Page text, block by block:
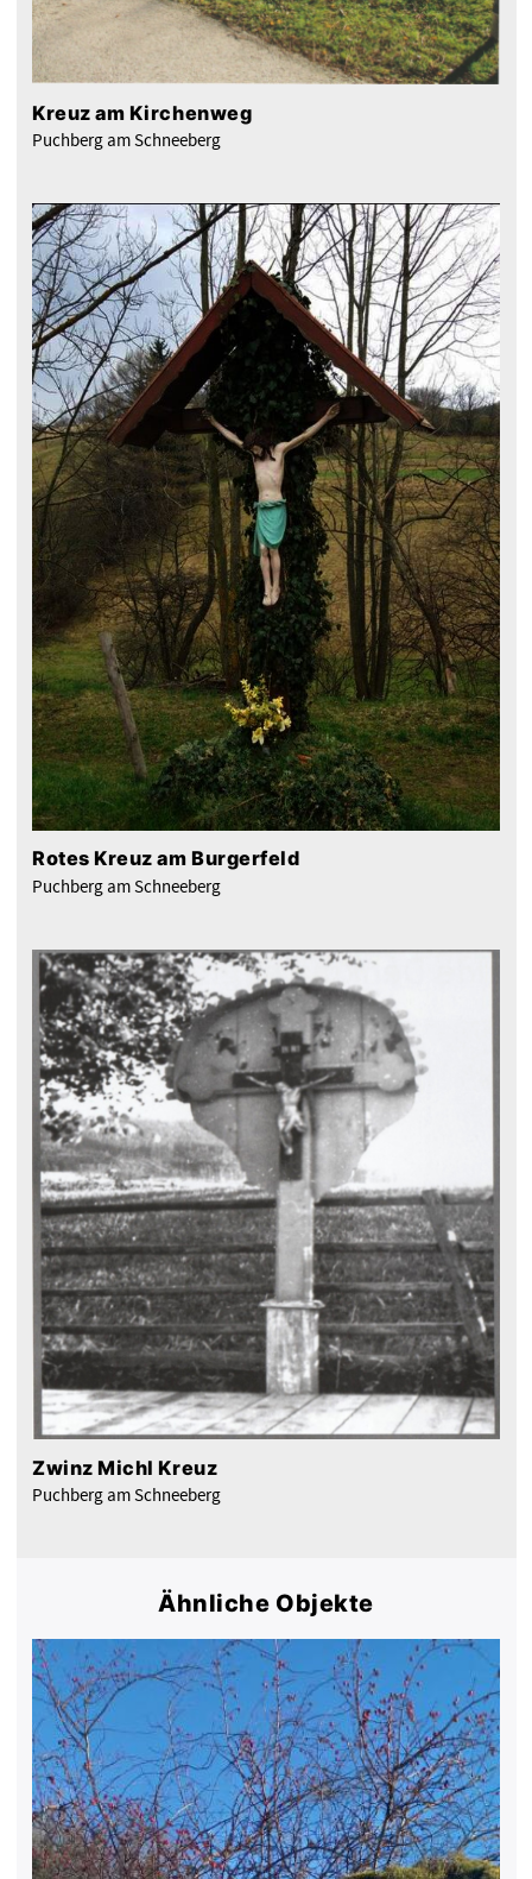
Kreuz am Kirchenweg
Puchberg am Schneeberg
Rotes Kreuz am Burgerfeld
Puchberg am Schneeberg
Zwinz Michl Kreuz
Puchberg am Schneeberg
Ähnliche Objekte